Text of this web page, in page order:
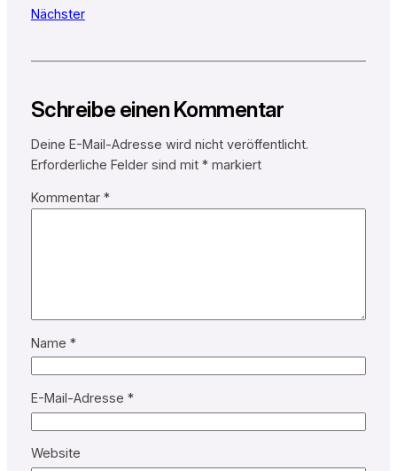
Nächster
Schreibe einen Kommentar
Deine E-Mail-Adresse wird nicht veröffentlicht.
Erforderliche Felder sind mit *markiert
Kommentar *
Name *
E-Mail-Adresse *
Website